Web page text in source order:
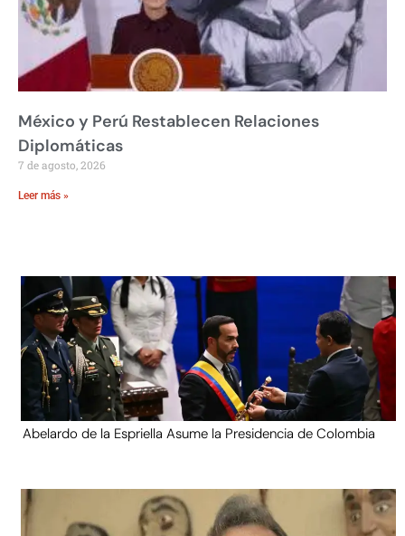
México y Perú Restablecen Relaciones
Diplomáticas
7 de agosto, 2026
Leer más »
Abelardo de la Espriella Asume la Presidencia de Colombia